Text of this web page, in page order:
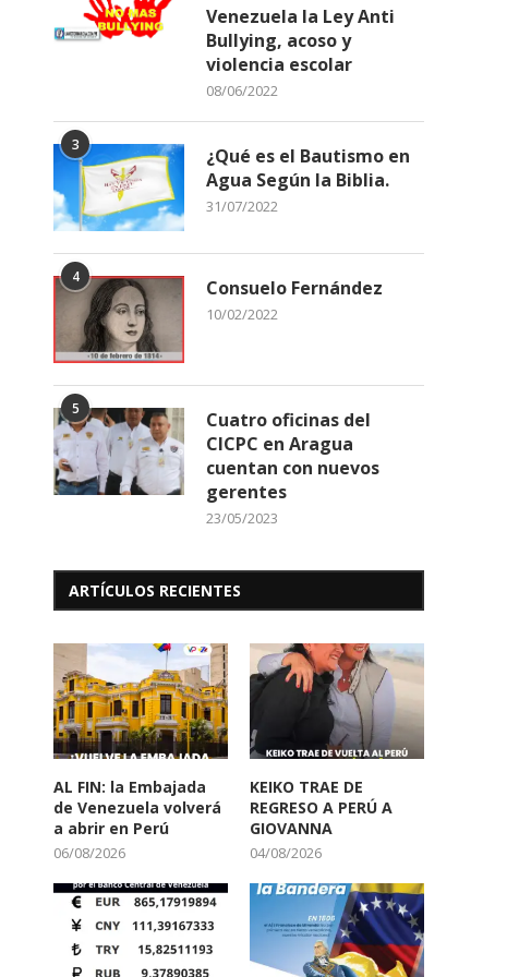
La Actriz Patricia Schwarzgruber
operada de emergencia
Venezuela la Ley Anti
Bullying, acoso y
violencia escolar
08/06/2022
3
¿Qué es el Bautismo en
Agua Según la Biblia.
31/07/2022
4 Consuelo Fernández
10/02/2022
5
Cuatro oficinas del
CICPC en Aragua
cuentan con nuevos
gerentes
23/05/2023
ARTÍCULOS RECIENTES
AL FIN: la Embajada
de Venezuela volverá
a abrir en Perú
06/08/2026
KEIKO TRAE DE
REGRESO A PERÚ A
GIOVANNA
04/08/2026